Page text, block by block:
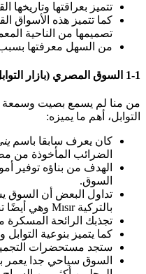
تتميز بعراقتها وتاريخها
كما تتميز هذه الأسواق
تصميمها من الناحية
من السهل معرفتها بسبب
1-1 السوق المصري (بازار التوابل (Mısır Çarşısı-
من منا لم يسمع بصيت وسمعة
التوابل، أهم ما يميزه:
كان يعرف سابقا باسم
الضرائب المأخوذة من
الهدف من بناؤه توفير
السوق.
تداول البعض أن السوق
بالتركية Mısır وهي أيضًا تستخدم لكلمة مصر في التركية.
تجذبك الرائحة المسكرة
كما يتميز بنوعية التوابل
ستجد مستحضرات
السوق سياحي جدا يعمر